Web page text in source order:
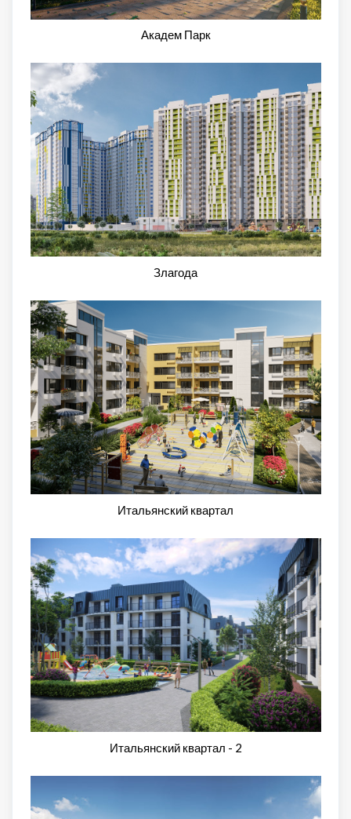
Академ Парк
Злагода
Итальянский квартал
Итальянский квартал - 2